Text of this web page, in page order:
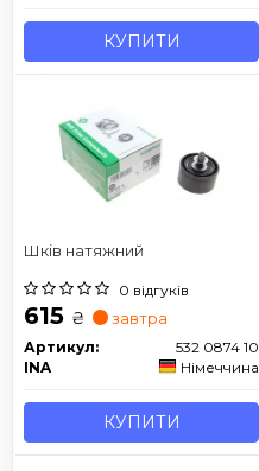
КУПИТИ
Шків натяжний
0 відгуків
615 ₴ завтра
Артикул:
532 0874 10
INA
Німеччина
КУПИТИ